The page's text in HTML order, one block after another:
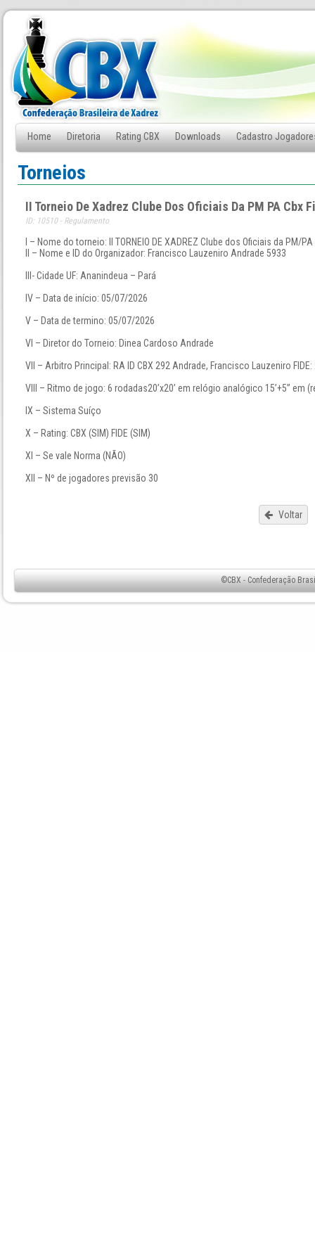
Home Diretoria Rating CBX Downloads Cadastro
Fale Conosco
Torneios
II Torneio De Xadrez Clube Dos Oficiais Da PM PA Cbx
ID: 10510 - Regulamento
I – Nome do torneio: II TORNEIO DE XADREZ Clube dos Oficiais da PM/PA
II – Nome e ID do Organizador: Francisco Lauzeniro Andrade 5933
III- Cidade UF: Ananindeua – Pará
IV – Data de início: 05/07/2026
V – Data de termino: 05/07/2026
VI – Diretor do Torneio: Dinea Cardoso Andrade
VII – Arbitro Principal: RA ID CBX 292 Andrade, Francisco Lauzeniro
VIII – Ritmo de jogo: 6 rodadas20’x20’ em relógio analógico 15’+5’’ em
IX – Sistema Suíço
X – Rating: CBX (SIM) FIDE (SIM)
XI – Se vale Norma (NÃO)
XII – Nº de jogadores previsão 30
Voltar
©CBX - Confederação